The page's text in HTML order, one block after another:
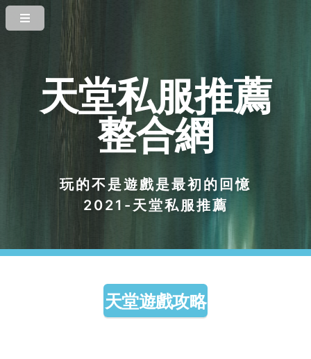
天堂私服推薦
整合網
玩的不是遊戲是最初的回憶
2021-天堂私服推薦
天堂遊戲攻略